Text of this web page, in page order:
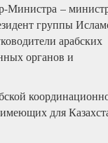
Министра –
группы
арабских
органов и
для